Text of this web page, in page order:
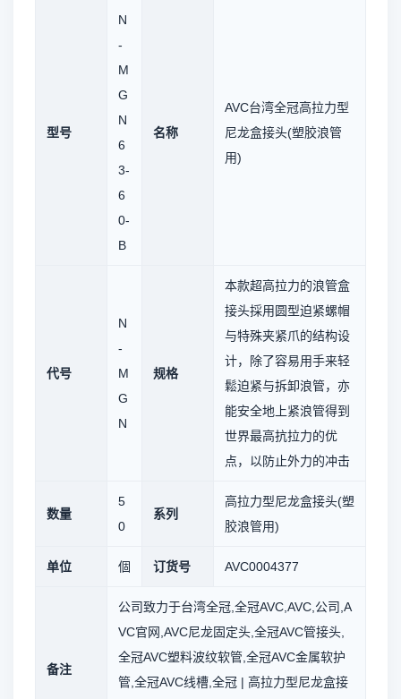
型号
N
-
M
G
N
6
3-
6
0-
B
名称
AVC台湾全冠高拉力型
尼龙盒接头(塑胶浪管
用)
代号
N
-
M
G
N
规格
本款超高拉力的浪管盒
接头採用圆型迫紧螺帽
与特殊夹紧爪的结构设
计，除了容易用手来轻
鬆迫紧与拆卸浪管，亦
能安全地上紧浪管得到
世界最高抗拉力的优
点，以防止外力的冲击
数量
5
0
系列
高拉力型尼龙盒接头(塑
胶浪管用)
单位 個 订货号 AVC0004377
备注
公司致力于台湾全冠,全冠AVC,AVC,公司,A
VC官网,AVC尼龙固定头,全冠AVC管接头,
全冠AVC塑料波纹软管,全冠AVC金属软护
管,全冠AVC线槽,全冠 | 高拉力型尼龙盒接